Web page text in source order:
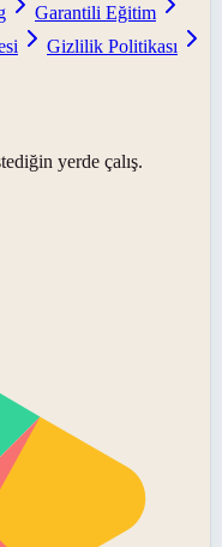
Garantili Eğitim
Gizlilik Politikası
yerde çalış.